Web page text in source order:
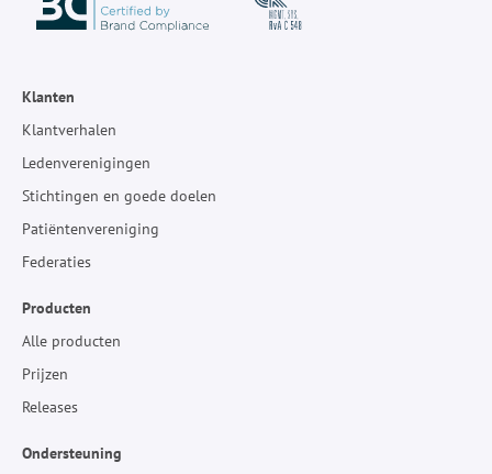
Klanten
Klantverhalen
Ledenverenigingen
Stichtingen en goede doelen
Patiëntenvereniging
Federaties
Producten
Alle producten
Prijzen
Releases
Ondersteuning